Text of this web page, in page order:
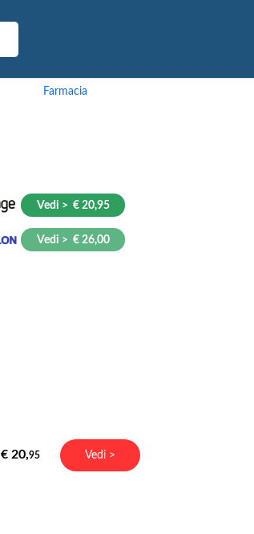
Farmacia
Vedi > € 20,95
Vedi > € 26,00
€ 20,95 Vedi >